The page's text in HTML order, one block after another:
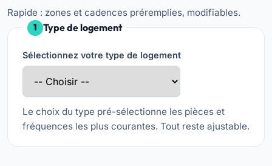
Rapide : zones et cadences préremplies, modifiables.
1 Type de logement
Sélectionnez votre type de logement
Le choix du type pré-sélectionne les pièces et
fréquences les plus courantes. Tout reste ajustable.